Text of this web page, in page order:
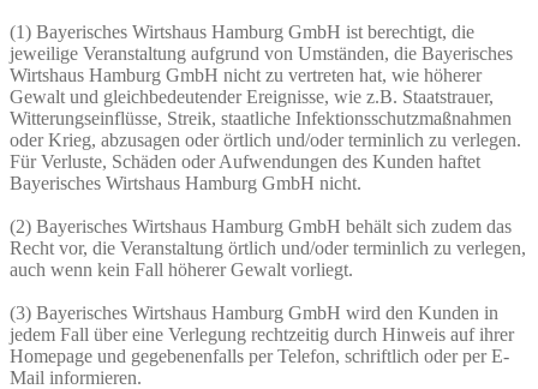
(1) Bayerisches Wirtshaus Hamburg GmbH ist berechtigt, die
jeweilige Veranstaltung aufgrund von Umständen, die Bayerisches
Wirtshaus Hamburg GmbH nicht zu vertreten hat, wie höherer
Gewalt und gleichbedeutender Ereignisse, wie z.B. Staatstrauer,
Witterungseinflüsse, Streik, staatliche Infektionsschutzmaßnahmen
oder Krieg, abzusagen oder örtlich und/oder terminlich zu verlegen.
Für Verluste, Schäden oder Aufwendungen des Kunden haftet
Bayerisches Wirtshaus Hamburg GmbH nicht.
(2) Bayerisches Wirtshaus Hamburg GmbH behält sich zudem das
Recht vor, die Veranstaltung örtlich und/oder terminlich zu verlegen,
auch wenn kein Fall höherer Gewalt vorliegt.
(3) Bayerisches Wirtshaus Hamburg GmbH wird den Kunden in
jedem Fall über eine Verlegung rechtzeitig durch Hinweis auf ihrer
Homepage und gegebenenfalls per Telefon, schriftlich oder per E-
Mail informieren.